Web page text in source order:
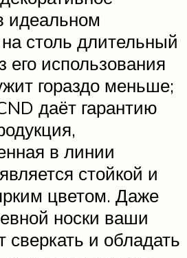
идеальном
столь длительный
его использования
гораздо меньше;
даёт гарантию
в линии
стойкой и
цветом. Даже
носки ваши
сверкать и обладать